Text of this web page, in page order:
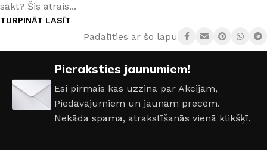
sākt? Šis ātrais...
TURPINĀT LASĪT
Padalīties ar šo lapu:
Pieraksties jaunumiem!
Esi pirmais kas uzzina par Akcijām,
Piedāvājumiem un jaunām precēm.
Nekāda spama, atrakstīšanās vienā klikšķī.